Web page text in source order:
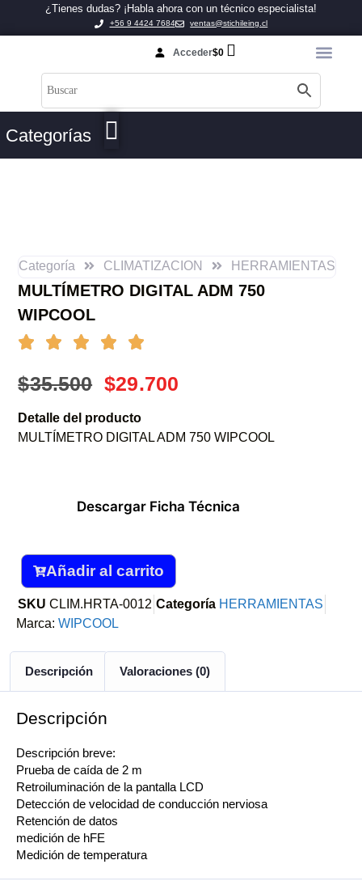
¿Tienes dudas? ¡Habla ahora con un técnico especialista!
+56 9 4424 7684 ventas@stichileing.cl
Acceder$0
Categorías
Categoría CLIMATIZACION HERRAMIENTAS
MULTÍMETRO DIGITAL ADM 750
WIPCOOL
$35.500 $29.700
Detalle del producto
MULTÍMETRO DIGITAL ADM 750 WIPCOOL
Descargar Ficha Técnica
Añadir al carrito
SKUCLIM.HRTA-0012 Categoría HERRAMIENTAS
Marca: WIPCOOL
Descripción Valoraciones (0)
Descripción
Descripción breve:
Prueba de caída de 2 m
Retroiluminación de la pantalla LCD
Detección de velocidad de conducción nerviosa
Retención de datos
medición de hFE
Medición de temperatura